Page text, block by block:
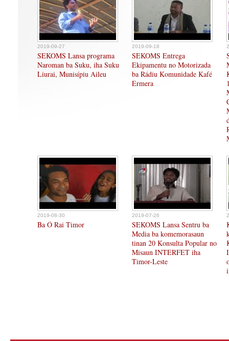
2019-09-27
SEKOMS Lansa programa
Naroman ba Suku, iha Suku
Liurai, Munisípiu Aileu
2019-09-18
SEKOMS Entrega
Ekipamentu no Motorizada
ba Rádiu Komunidade Kafé
Ermera
2019-08-30
Ba Ó Rai Timor
2019-07-26
SEKOMS Lansa Sentru ba
Media ba komemorasaun
tinan 20 Konsulta Popular no
Misaun INTERFET iha
Timor-Leste